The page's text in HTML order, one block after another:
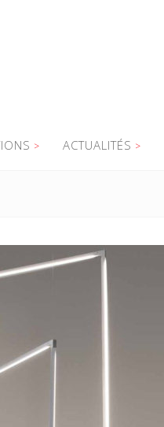
ACTUALITÉS